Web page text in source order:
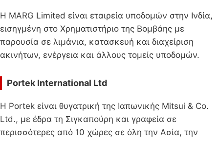
Η MARG Limited είναι εταιρεία υποδομών στην Ινδία,
εισηγμένη στο Χρηματιστήριο της Βομβάης με
παρουσία σε λιμάνια, κατασκευή και διαχείριση
ακινήτων, ενέργεια και άλλους τομείς υποδομών.
Portek International Ltd
Η Portek είναι θυγατρική της Ιαπωνικής Mitsui & Co.
Ltd., με έδρα τη Σιγκαπούρη και γραφεία σε
περισσότερες από 10 χώρες σε όλη την Ασία, την